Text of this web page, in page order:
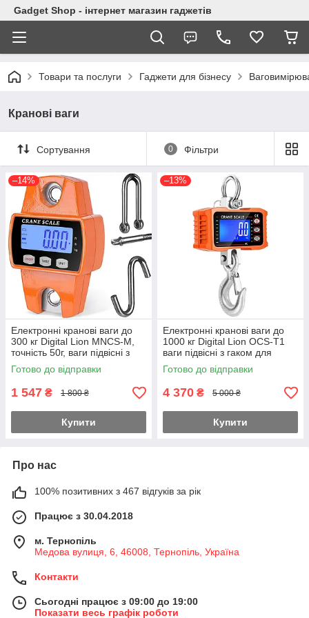
Gadget Shop - інтернет магазин гаджетів
Товари та послуги Гаджети для бізнесу
Кранові ваги
Сортування 0 Фільтри
–14%
Електронні кранові ваги до
300 кг Digital Lion MNCS-M,
точність 50г, ваги підвісні з
гаком для підвішування,
помаранчеві
Готово до відправки
1 547 ₴ 1 800 ₴
Купити
–13%
Електронні кранові ваги до
1000 кг Digital Lion OCS-T1
ваги підвісні з гаком для
підвішування, помаранчеві
Готово до відправки
4 370 ₴ 5 000 ₴
Купити
Про нас
100% позитивних з 467 відгуків за рік
Працює з 30.04.2018
м. Тернопіль
Медова вулиця, 6, 46008, Тернопіль, Україна
Контакти
Сьогодні працює з 09:00 до 19:00
Показати весь графік роботи